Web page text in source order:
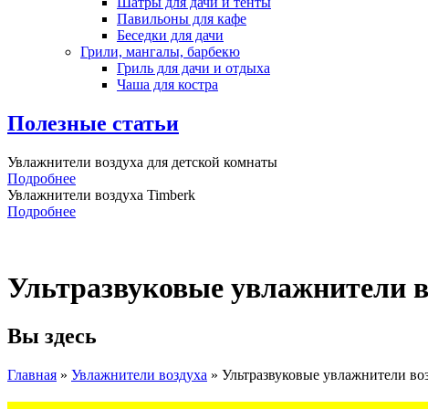
Павильоны для кафе
Беседки для дачи
Грили, мангалы, барбекю
Гриль для дачи и отдыха
Чаша для костра
Полезные статьи
Увлажнители воздуха для детской комнаты
Подробнее
Увлажнители воздуха Timberk
Подробнее
Ультразвуковые увлажнители
Вы здесь
Главная » Увлажнители воздуха » Ультразвуковые увлажнители